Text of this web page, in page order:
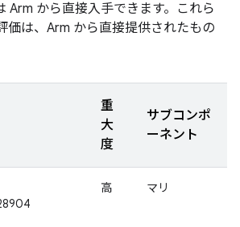
Arm から直接入手できます。これら
価は、Arm から直接提供されたもの
重
大
度
サブコンポ
ーネント
高 マリ